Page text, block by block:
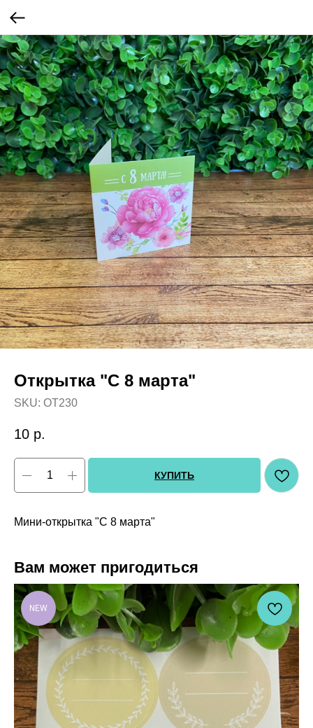
Открытка "С 8 марта"
SKU: OT230
10 р.
КУПИТЬ
Мини-открытка "С 8 марта"
Вам может пригодиться
NEW